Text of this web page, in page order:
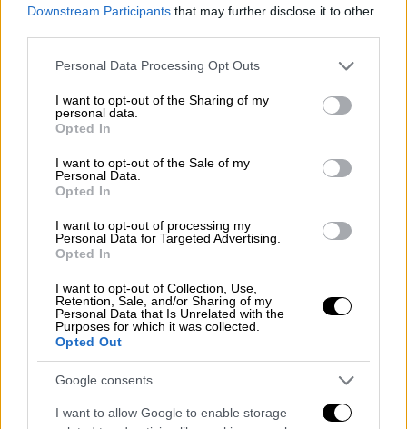
Downstream Participants that may further disclose it to other
Please note that this website/app uses one or more Google
not limited to your visit or usage behaviour. You may click to
grant or deny consent to Google and its third-party tags to
use your data for below specified purposes in below Google
consent section.
Personal Data Processing Opt Outs
I want to opt-out of the Sharing of my
personal data.
Opted In
I want to opt-out of the Sale of my
Personal Data.
Opted In
I want to opt-out of processing my
Personal Data for Targeted Advertising.
Opted In
I want to opt-out of Collection, Use,
Retention, Sale, and/or Sharing of my
Personal Data that Is Unrelated with the
Purposes for which it was collected.
Opted Out
Google consents
I want to allow Google to enable storage
Travel|31.08.2020 22:36
Γαλήνιο, γνήσιο, καθαρό: Το
απομονωμένο χωριό χωρίς αμάξια που
ανακαλύπτουν 350.000 επισκέπτες το
χρόνο (pics)
Το απόλυτο όνειρο για τον Σεπτέμβρη...